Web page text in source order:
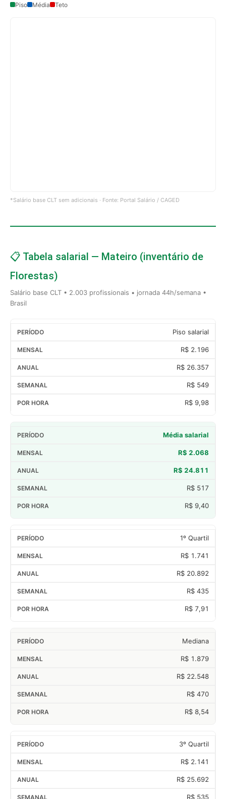
Piso Média Teto
*Salário base CLT sem adicionais · Fonte: Portal Salário / CAGED
📋 Tabela salarial — Mateiro (inventário de
Florestas)
Salário base CLT • 2.003 profissionais • jornada 44h/semana •
Brasil
Piso salarial
R$ 2.196
R$ 26.357
R$ 549
R$ 9,98
Média salarial
R$ 2.068
R$ 24.811
R$ 517
R$ 9,40
1º Quartil
R$ 1.741
R$ 20.892
R$ 435
R$ 7,91
Mediana
R$ 1.879
R$ 22.548
R$ 470
R$ 8,54
3º Quartil
R$ 2.141
R$ 25.692
R$ 535